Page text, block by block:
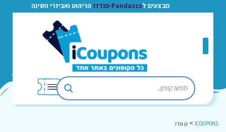
מבצעים ל Pandazzz-פנדזז הריהוט ואביזרי השינה
ICOUPONS
> גן גורו